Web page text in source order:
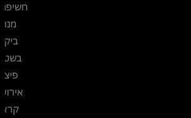
חשיפה-
מנור
ביקור
בשטח-
פיצ'ר
קראון